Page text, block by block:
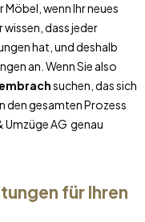
wenn Ihr neues
dass jeder
hat, und deshalb
an. Wenn Sie also
suchen, das sich
den gesamten Prozess
Umzüge AG genau
für Ihren